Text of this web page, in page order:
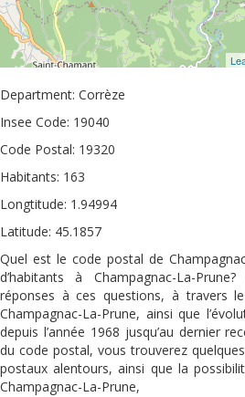
Department: Corrèze
Insee Code: 19040
Code Postal: 19320
Habitants: 163
Longtitude: 1.94994
Latitude: 45.1857
Quel est le code postal de
d’habitants à Champagnac-La-
réponses à ces questions, à travers
Champagnac-La-Prune, ainsi que
depuis l’année 1968 jusqu’au dernier
du code postal, vous trouverez
postaux alentours, ainsi que la
Champagnac-La-Prune,